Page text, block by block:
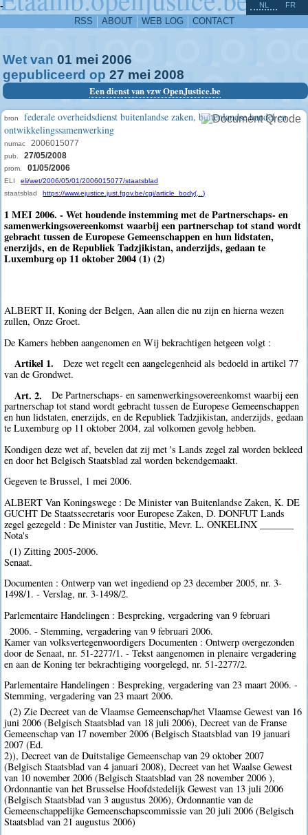
-
RSS ABOUT WEB LOG CONTACT
NL FR
Wet van 01 mei 2006
gepubliceerd op 27 mei 2008
Een dienst van vzw OpenJustice.be
bron
federale overheidsdienst buitenlandse zaken, buitenlandse handel en
ontwikkelingssamenwerking
numac 2006015077
pub. 27/05/2008
prom. 01/05/2006
ELI
eli/wet/2006/05/01/2006015077/staatsblad
staatsblad
https://www.ejustice.just.fgov.be/cgi/article_body(...)
1 MEI 2006. - Wet houdende instemming met de Partnerschaps- en
samenwerkingsovereenkomst waarbij een partnerschap tot stand wordt
gebracht tussen de Europese Gemeenschappen en hun lidstaten,
enerzijds, en de Republiek Tadzjikistan, anderzijds, gedaan te
Luxemburg op 11 oktober 2004 (1) (2)
ALBERT II, Koning der Belgen, Aan allen die nu zijn en hierna wezen
zullen, Onze Groet.
De Kamers hebben aangenomen en Wij bekrachtigen hetgeen volgt :
Artikel 1.
Deze wet regelt een aangelegenheid als bedoeld in artikel 77
van de Grondwet.
Art. 2.
De Partnerschaps- en samenwerkingsovereenkomst waarbij een
partnerschap tot stand wordt gebracht tussen de Europese Gemeenschappen
en hun lidstaten, enerzijds, en de Republiek Tadzjikistan, anderzijds, gedaan
te Luxemburg op 11 oktober 2004, zal volkomen gevolg hebben.
Kondigen deze wet af, bevelen dat zij met 's Lands zegel zal worden bekleed
en door het Belgisch Staatsblad zal worden bekendgemaakt.
Gegeven te Brussel, 1 mei 2006.
ALBERT Van Koningswege : De Minister van Buitenlandse Zaken, K. DE
GUCHT De Staatssecretaris voor Europese Zaken, D. DONFUT Lands
zegel gezegeld : De Minister van Justitie, Mevr. L. ONKELINX _______
Nota's
(1) Zitting 2005-2006.
Senaat.
Documenten : Ontwerp van wet ingediend op 23 december 2005, nr. 3-
1498/1. - Verslag, nr. 3-1498/2.
Parlementaire Handelingen : Bespreking, vergadering van 9 februari
2006. - Stemming, vergadering van 9 februari 2006.
Kamer van volksvertegenwoordigers Documenten : Ontwerp overgezonden
door de Senaat, nr. 51-2277/1. - Tekst aangenomen in plenaire vergadering
en aan de Koning ter bekrachtiging voorgelegd, nr. 51-2277/2.
Parlementaire Handelingen : Bespreking, vergadering van 23 maart 2006. -
Stemming, vergadering van 23 maart 2006.
(2) Zie Decreet van de Vlaamse Gemeenschap/het Vlaamse Gewest van 16
juni 2006 (Belgisch Staatsblad van 18 juli 2006), Decreet van de Franse
Gemeenschap van 17 november 2006 (Belgisch Staatsblad van 19 januari
2007 (Ed.
2)), Decreet van de Duitstalige Gemeenschap van 29 oktober 2007
(Belgisch Staatsblad van 4 januari 2008), Decreet van het Waalse Gewest
van 10 november 2006 (Belgisch Staatsblad van 28 november 2006 ),
Ordonnantie van het Brusselse Hoofdstedelijk Gewest van 13 juli 2006
(Belgisch Staatsblad van 3 augustus 2006), Ordonnantie van de
Gemeenschappelijke Gemeenschapscommissie van 20 juli 2006 (Belgisch
Staatsblad van 21 augustus 2006)
^